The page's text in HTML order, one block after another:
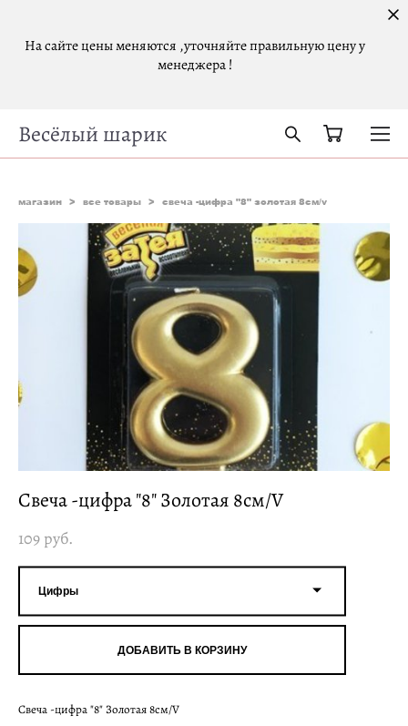
На сайте цены меняются ,уточняйте правильную цену у
менеджера !
Весёлый шарик
магазин > все товары > свеча -цифра "8" золотая 8см/v
Свеча -цифра "8" Золотая 8см/V
109 pуб.
Цифры
ДОБАВИТЬ В КОРЗИНУ
Свеча -цифра "8" Золотая 8см/V